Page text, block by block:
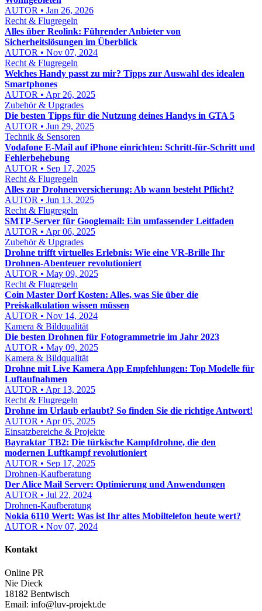
AUTOR • Jan 26, 2026
Recht & Flugregeln
Alles über Reolink: Führender Anbieter von
Sicherheitslösungen im Überblick
AUTOR • Nov 07, 2024
Recht & Flugregeln
Welches Handy passt zu mir? Tipps zur Auswahl des idealen
Smartphones
AUTOR • Apr 26, 2025
Zubehör & Upgrades
Die besten Tipps für die Nutzung deines Handys in GTA 5
AUTOR • Jun 29, 2025
Technik & Sensoren
Vodafone E‑Mail auf iPhone einrichten: Schritt‑für‑Schritt und
Fehlerbehebung
AUTOR • Sep 17, 2025
Recht & Flugregeln
Alles zur Drohnenversicherung: Ab wann besteht Pflicht?
AUTOR • Jun 13, 2025
Recht & Flugregeln
SMTP-Server für Googlemail: Ein umfassender Leitfaden
AUTOR • Apr 06, 2025
Zubehör & Upgrades
Drohne trifft virtuelles Erlebnis: Wie eine VR-Brille Ihr
Drohnen-Abenteuer revolutioniert
AUTOR • May 09, 2025
Recht & Flugregeln
Coin Master Dorf Kosten: Alles, was Sie über die
Preiskalkulation wissen müssen
AUTOR • Nov 14, 2024
Kamera & Bildqualität
Die besten Drohnen für Fotogrammetrie im Jahr 2023
AUTOR • May 09, 2025
Kamera & Bildqualität
Drohne mit Live Kamera App Empfehlungen: Top Modelle für
Luftaufnahmen
AUTOR • Apr 13, 2025
Recht & Flugregeln
Drohne im Urlaub erlaubt? So finden Sie die richtige Antwort!
AUTOR • Apr 05, 2025
Einsatzbereiche & Projekte
Bayraktar TB2: Die türkische Kampfdrohne, die den
modernen Luftkampf revolutioniert
AUTOR • Sep 17, 2025
Drohnen-Kaufberatung
Der Alice Mail Server: Optimierung und Anwendungen
AUTOR • Jul 22, 2024
Drohnen-Kaufberatung
Nokia 6110 Wert: Was ist Ihr altes Mobiltelefon heute wert?
AUTOR • Nov 07, 2024
Kontakt
Online PR
Nie Dieck
18182 Bentwisch
Email: info@luv-projekt.de